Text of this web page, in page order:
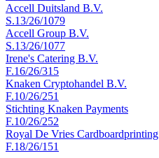
Accell Duitsland B.V.
S.13/26/1079
Accell Group B.V.
S.13/26/1077
Irene's Catering B.V.
F.16/26/315
Knaken Cryptohandel B.V.
F.10/26/251
Stichting Knaken Payments
F.10/26/252
Royal De Vries Cardboardprinting
F.18/26/151